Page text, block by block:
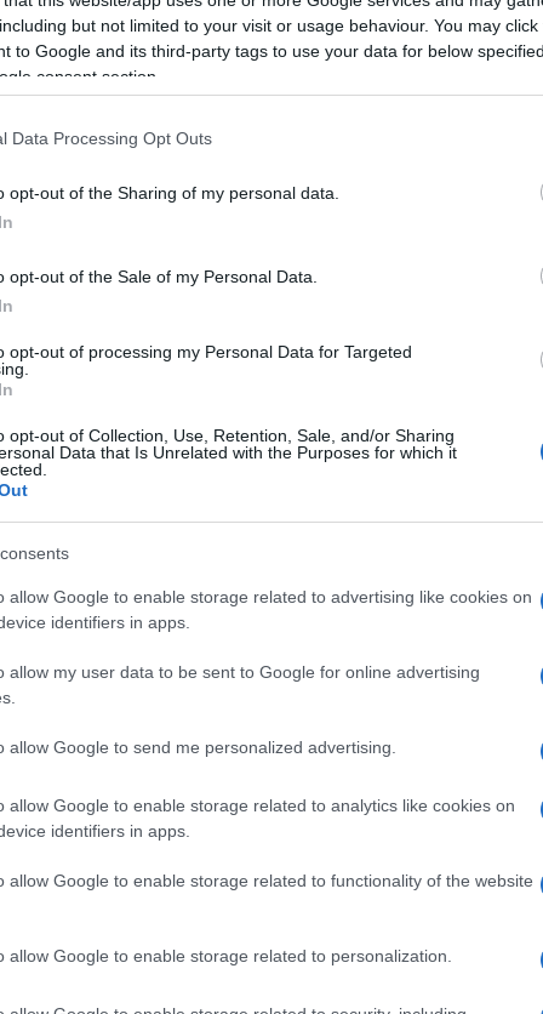
but not limited to your visit or usage behaviour. You may
to Google and its third-party tags to use your data for below
consent section.
Data Processing Opt Outs
opt-out of the Sharing of my personal data.
opt-out of the Sale of my Personal Data.
opt-out of processing my Personal Data for Targeted
opt-out of Collection, Use, Retention, Sale, and/or Sharing
Data that Is Unrelated with the Purposes for which it
allow Google to enable storage related to advertising like cookies on
identifiers in apps.
allow my user data to be sent to Google for online advertising
allow Google to send me personalized advertising.
allow Google to enable storage related to analytics like cookies on
identifiers in apps.
allow Google to enable storage related to functionality of the website
allow Google to enable storage related to personalization.
adeguati per tali attività.
spiaggia di Bados a Olbia, chi era il
deceduto,
a Sassari a causa dellegravi ustioni
del bambino,
stato di shock.
“Scene infernali, siamo disperati per il
dallatragica situazione, il sindaco ha
persone rimaste sfollate
di Tempio Pausania
tragedia. A tal proposito gliinvestigatori
parlato anche con
sentito le esplosioni e chiamato i
cliccandoqui